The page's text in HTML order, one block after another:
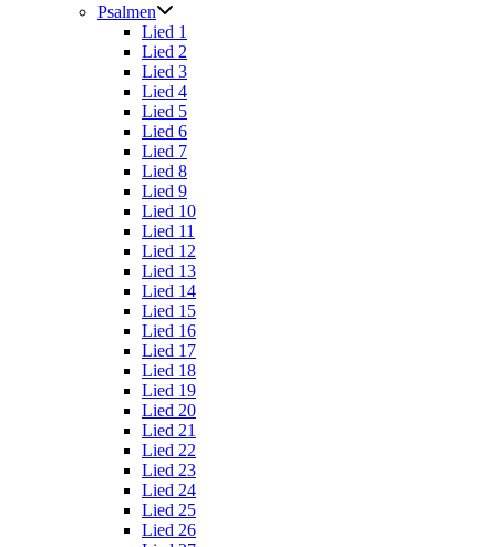
Psalmen
Lied 1
Lied 2
Lied 3
Lied 4
Lied 5
Lied 6
Lied 7
Lied 8
Lied 9
Lied 10
Lied 11
Lied 12
Lied 13
Lied 14
Lied 15
Lied 16
Lied 17
Lied 18
Lied 19
Lied 20
Lied 21
Lied 22
Lied 23
Lied 24
Lied 25
Lied 26